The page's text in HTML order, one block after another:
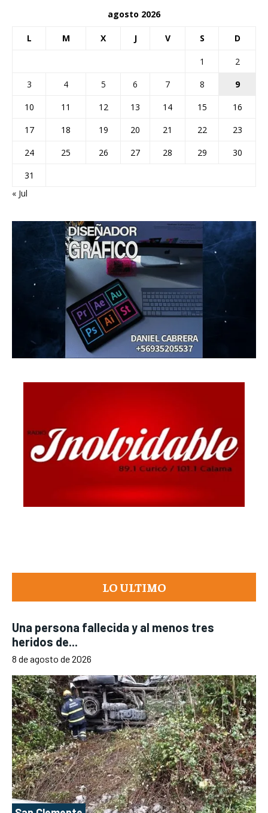
agosto 2026
L M X J V S D
1
2
3
4 5 6 7 8
9
10
11 12 13 14 15
16
17
18 19 20 21 22
23
24
25 26 27 28 29
30
31
« Jul
LO ULTIMO
Una persona fallecida y al menos tres
heridos de...
8 de agosto de 2026